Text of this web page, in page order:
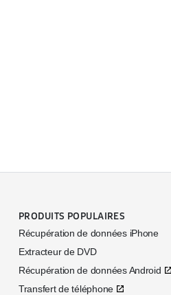
PRODUITS POPULAIRES
Récupération de données iPhone
Extracteur de DVD
Récupération de données Android
Transfert de téléphone